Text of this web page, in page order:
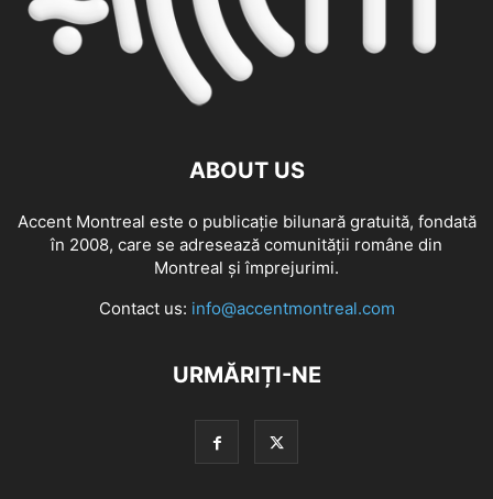
ABOUT US
Accent Montreal este o publicație bilunară gratuită, fondată
în 2008, care se adresează comunităţii române din
Montreal şi împrejurimi.
Contact us: info@accentmontreal.com
URMĂRIȚI-NE